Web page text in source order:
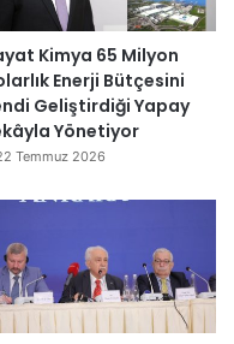
Kimya 65 Milyon
Enerji Bütçesini
Geliştirdiği Yapay
Yönetiyor
Temmuz 2026